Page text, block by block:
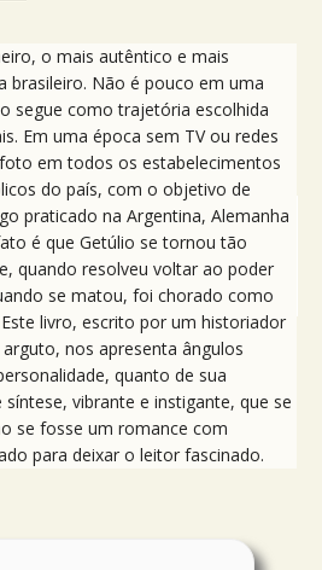
o mais autêntico e mais
brasileiro. Não é pouco em uma
segue como trajetória escolhida
Em uma época sem TV ou redes
em todos os estabelecimentos
do país, com o objetivo de
praticado na Argentina, Alemanha
é que Getúlio se tornou tão
quando resolveu voltar ao poder
se matou, foi chorado como
livro, escrito por um historiador
nos apresenta ângulos
quanto de sua
vibrante e instigante, que se
se fosse um romance com
para deixar o leitor fascinado.